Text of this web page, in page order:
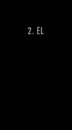
2. EL